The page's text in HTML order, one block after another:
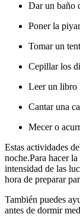
Dar un baño
Poner la
Tomar un
Cepillar los
Leer un libro
Cantar una
Mecer o
Estas actividades
noche.Para hacer
intensidad de las
hora de preparar
También puedes
antes de dormir